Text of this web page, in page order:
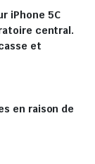
iPhone 5C
central.
et
en raison de